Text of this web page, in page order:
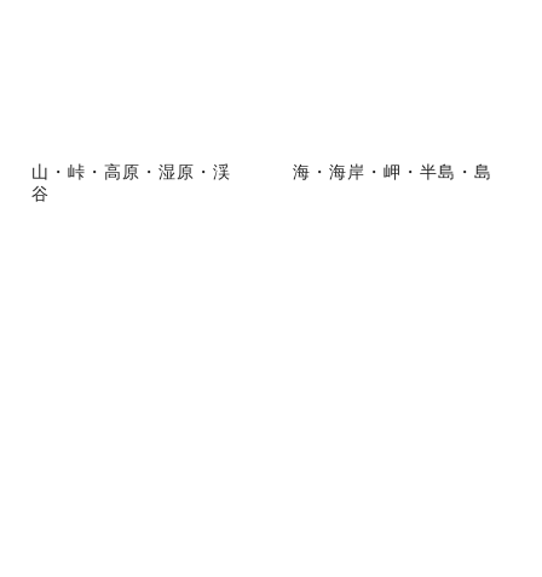
山・峠・高原・湿原・渓
谷
海・海岸・岬・半島・島